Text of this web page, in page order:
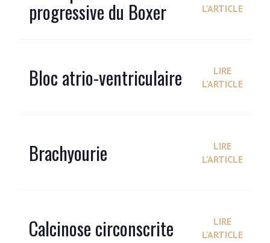
progressive du Boxer
L'ARTICLE
Bloc atrio-ventriculaire
LIRE
L'ARTICLE
Brachyourie
LIRE
L'ARTICLE
Calcinose circonscrite
LIRE
L'ARTICLE